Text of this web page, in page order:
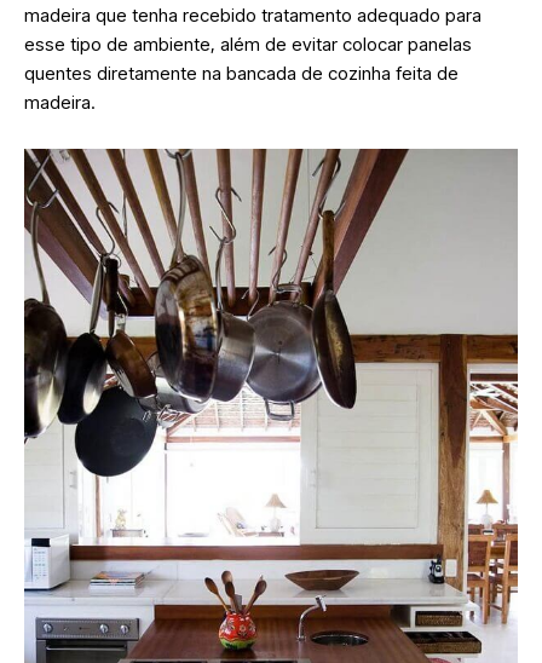
madeira que tenha recebido tratamento adequado para
esse tipo de ambiente, além de evitar colocar panelas
quentes diretamente na bancada de cozinha feita de
madeira.